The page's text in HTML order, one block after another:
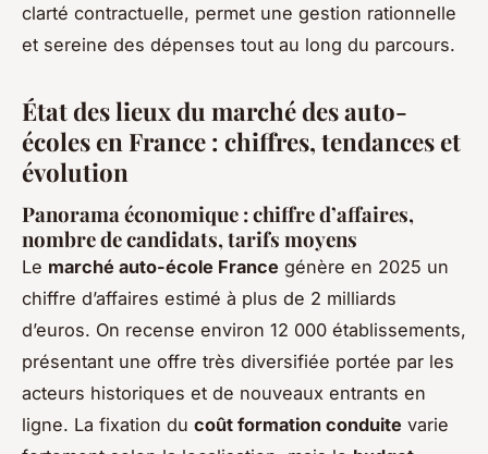
clarté contractuelle, permet une gestion rationnelle
et sereine des dépenses tout au long du parcours.
État des lieux du marché des auto-
écoles en France : chiffres, tendances et
évolution
Panorama économique : chiffre d’affaires,
nombre de candidats, tarifs moyens
Le marché auto-école France génère en 2025 un
chiffre d’affaires estimé à plus de 2 milliards
d’euros. On recense environ 12 000 établissements,
présentant une offre très diversifiée portée par les
acteurs historiques et de nouveaux entrants en
ligne. La fixation du coût formation conduite varie